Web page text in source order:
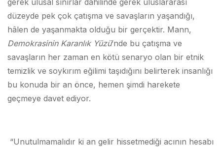
gerek ulusal sınırlar dâhilinde gerek uluslararası
düzeyde pek çok çatışma ve savaşların yaşandığı,
hâlen de yaşanmakta olduğu bir gerçektir. Mann,
Demokrasinin Karanlık Yüzü’nde bu çatışma ve
savaşların her zaman en kötü senaryo olan bir etnik
temizlik ve soykırım eğilimi taşıdığını belirterek insanlığı
bu konuda bir an önce, hemen şimdi harekete
geçmeye davet ediyor.
“Unutulmamalıdır ki an gelir hissetmediği acının hesabı